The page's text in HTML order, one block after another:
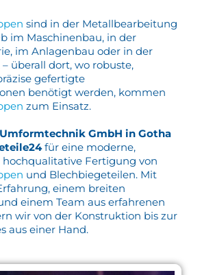
sind in der Metallbearbeitung
im Maschinenbau, in der
im Anlagenbau oder in der
überall dort, wo robuste,
gefertigte
benötigt werden, kommen
zum Einsatz.
Umformtechnik GmbH in Gotha
für eine moderne,
Fertigung von
und Blechbiegeteilen. Mit
einem breiten
einem Team aus erfahrenen
wir von der Konstruktion bis zur
aus einer Hand.